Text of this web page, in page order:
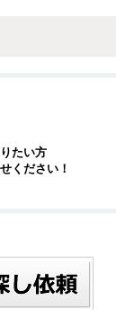
たい方
ください！